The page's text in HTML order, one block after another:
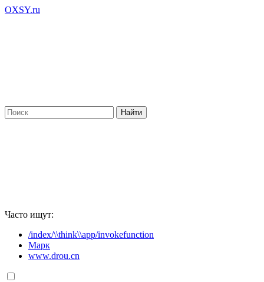
OXSY.ru
Часто ищут:
/index/\\think\\app/invokefunction
Марк
www.drou.cn